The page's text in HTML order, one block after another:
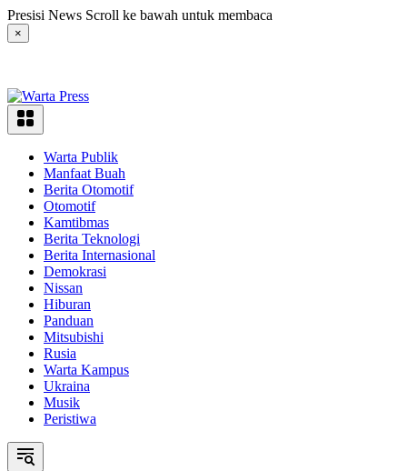
Langsung
ke
konten
Presisi News Scroll ke bawah untuk membaca
×
Warta Publik
Manfaat Buah
Berita Otomotif
Otomotif
Kamtibmas
Berita Teknologi
Berita Internasional
Demokrasi
Nissan
Hiburan
Panduan
Mitsubishi
Rusia
Warta Kampus
Ukraina
Musik
Peristiwa